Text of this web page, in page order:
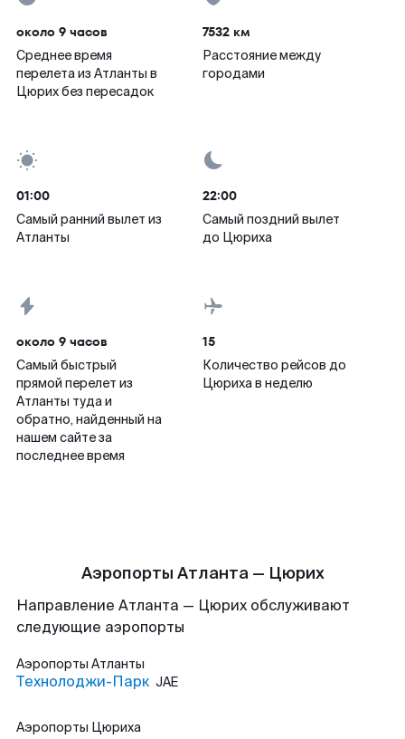
около 9 часов
Среднее время
перелета из Атланты в
Цюрих без пересадок
7532 км
Расстояние между
городами
01:00
Самый ранний вылет из
Атланты
22:00
Самый поздний вылет
до Цюриха
около 9 часов
Самый быстрый
прямой перелет из
Атланты туда и
обратно, найденный на
нашем сайте за
последнее время
15
Количество рейсов до
Цюриха в неделю
Аэропорты Атланта — Цюрих
Направление Атланта — Цюрих обслуживают
следующие аэропорты
Аэропорты Атланты
Технолоджи-Парк JAE
Аэропорты Цюриха